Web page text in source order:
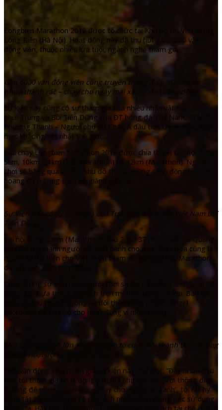
Longbien Marathon 2019 được tổ chức tại Khu đô thị Việt Hưng,
Long Biên (Hà Nội). Hoạt động này đã thu hút gần 6000 vận
động viên, thuộc nhiều lứa tuổi, ngành nghề tham gia.
Gần 6000 vận động viên cùng truyền thông điệp “Không để
nhựa thành rác – chạy cho ngày mai xanh” đến cộng đồng
Sự kiện này cũng có sự tham gia của nhiều nhân vật nổi tiếng,
như: Trung vệ Bùi Tiến Dũng của ĐT bóng đá Việt Nam, VĐV Vũ
Phương Thanh – Người phụ nữ Châu Á đầu tiên chinh phục 4 sa
mạc khắc nghiệt nhất thế giới,…
Giải chạy Longbien Marathon 2019 được chia thành các nội dung,
5km, 10km, 21km (bán Marathon) và 42km (Marathon). Người
chơi sẽ băng qua những khu đô thị và những cánh đồng lúa còn
hoang sơ ở Long Biên để giành giải.
Sự kiện này có sự tham gia của Trung vệ đổi tuyển Việt Nam Bùi
Tiến Dũng
Tại nội dung 42km (Marathon), sau 2 giờ 37 phút, VĐV Lê Quang
Hòa đã trở thành người về nhất dành cho nam. Anh Hòa cũng là
người sẽ đại diện cho Việt Nam tham dự giải Boston Marathon
diễn ra vào giữa năm 2020.
Cũng trong sự kiện này, người chơi sẽ lên ý tưởng tái chế, tái sử
dụng đồ nhựa trong gia đình trên một backdrop cỡ lớn. Ban tổ
chức sẽ thu thập ý tưởng và đổi thành tiền (2000 đồng/1
backdrop) để ủng hộ cho hoạt động vì môi trường.
Một backdrop cỡ lớn sẽ được ban tổ chức đổi thành tiền để ủng
hộ cho hoạt động vì môi trường
Một vận động viên tham gia sự kiện này cho biết: “Đây là lần đầu
tiên tôi tham gia hoạt động ý nghĩa như thế này. Với thông điệp
‘Không để nhựa thành rác – chạy cho ngày mai xanh’, tôi rất hy
vọng tất cả mọi người sẽ có trách nhiệm hơn trong việc sử dụng